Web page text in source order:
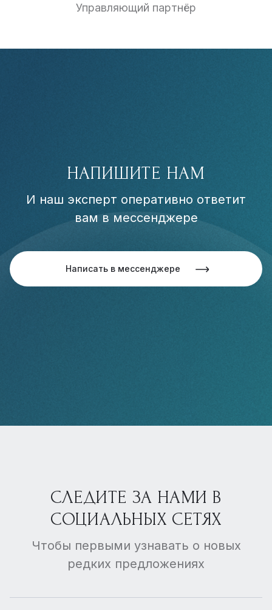
Управляющий партнёр
НАПИШИТЕ НАМ
И наш эксперт оперативно ответит
вам в мессенджере
Написать в мессенджере
СЛЕДИТЕ ЗА НАМИ В
СОЦИАЛЬНЫХ СЕТЯХ
Чтобы первыми узнавать о новых
редких предложениях